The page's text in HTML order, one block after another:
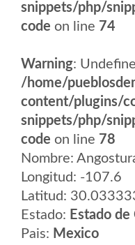
snippets/php/
code on line 74
Warning:
/home/
content/plugins/
snippets/php/
code on line 78
Nombre:
Longitud: -107.6
Latitud:
Estado: Estado de
Pais: Mexico